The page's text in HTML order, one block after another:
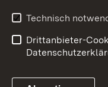
Erklärung zur
Technisch
Drittanbieter-